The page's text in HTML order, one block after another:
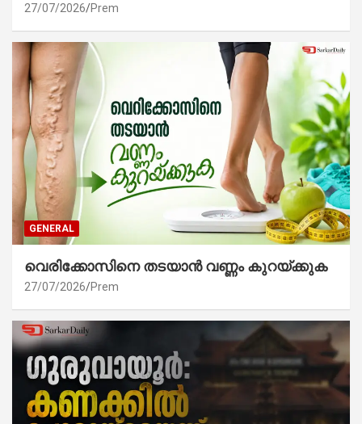
27/07/2026 Prem
GENERAL
വെരിക്കോസിനെ തടയാൻ വണ്ണം കുറയ്ക്കുക
27/07/2026 Prem